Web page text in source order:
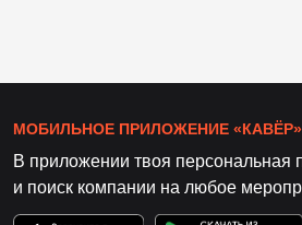
МОБИЛЬНОЕ ПРИЛОЖЕНИЕ «КАВЁР»
В приложении твоя персональная
и поиск компании на любое